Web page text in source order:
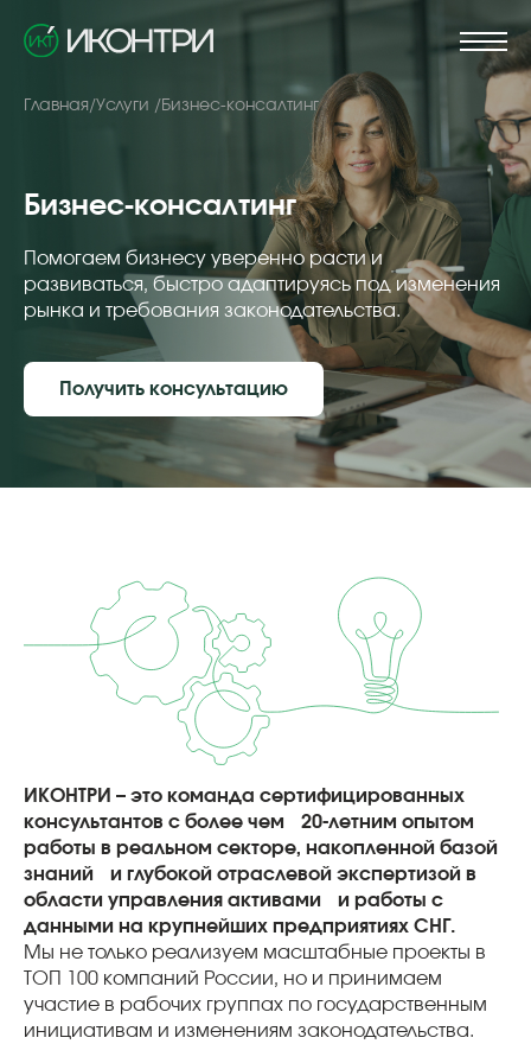
Главная/Услуги / Бизнес-консалтинг
Бизнес-консалтинг
Помогаем бизнесу уверенно расти и
развиваться, быстро адаптируясь под изменения
рынка и требования законодательства.
Получить консультацию
ИКОНТРИ – это команда сертифицированных
консультантов с более чем 20-летним опытом
работы в реальном секторе, накопленной базой
знаний и глубокой отраслевой экспертизой в
области управления активами и работы с
данными на крупнейших предприятиях СНГ.
Мы не только реализуем масштабные проекты в
ТОП 100 компаний России, но и принимаем
участие в рабочих группах по государственным
инициативам и изменениям законодательства.